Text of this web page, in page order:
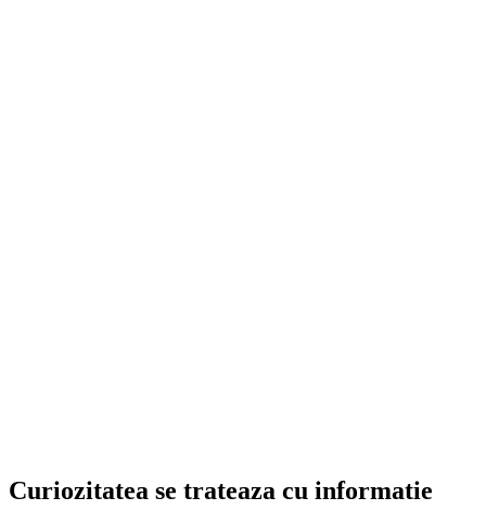
Curiozitatea se trateaza cu informatie